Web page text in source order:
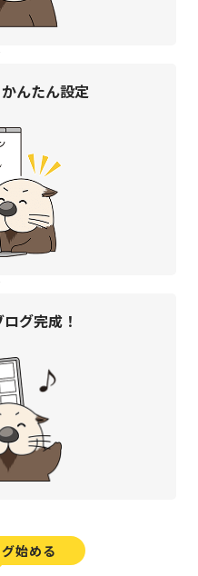
かんたん設定
ログ完成！
始める